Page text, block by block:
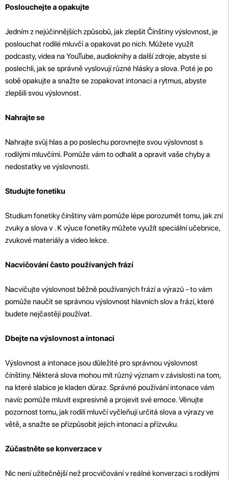
Poslouchejte a opakujte
Jedním z nejúčinnějších způsobů, jak zlepšit Čínštiny výslovnost, je
poslouchat rodilé mluvčí a opakovat po nich. Můžete využít
podcasty, videa na YouTube, audioknihy a další zdroje, abyste si
poslechli, jak se správně vyslovují různé hlásky a slova. Poté je po
sobě opakujte a snažte se zopakovat intonaci a rytmus, abyste
zlepšili svou výslovnost.
Nahrajte se
Nahrajte svůj hlas a po poslechu porovnejte svou výslovnost s
rodilými mluvčími. Pomůže vám to odhalit a opravit vaše chyby a
nedostatky ve výslovnosti.
Studujte fonetiku
Studium fonetiky čínštiny vám pomůže lépe porozumět tomu, jak zní
zvuky a slova v . K výuce fonetiky můžete využít speciální učebnice,
zvukové materiály a video lekce.
Nacvičování často používaných frází
Nacvičujte výslovnost běžně používaných frází a výrazů - to vám
pomůže naučit se správnou výslovnost hlavních slov a frází, které
budete nejčastěji používat.
Dbejte na výslovnost a intonaci
Výslovnost a intonace jsou důležité pro správnou výslovnost
čínštiny. Některá slova mohou mít různý význam v závislosti na tom,
na které slabice je kladen důraz. Správné používání intonace vám
navíc pomůže mluvit expresivně a projevit své emoce. Věnujte
pozornost tomu, jak rodilí mluvčí vyčleňují určitá slova a výrazy ve
větě, a snažte se přizpůsobit jejich intonaci a přízvuku.
Zúčastněte se konverzace v
Nic není užitečnější než procvičování v reálné konverzaci s rodilými